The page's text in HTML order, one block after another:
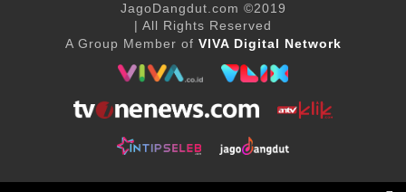
JagoDangdut.com ©2019
| All Rights Reserved
A Group Member of VIVA Digital Network